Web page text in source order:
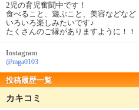
2児の育児奮闘中です！
食べること、遊ぶこと、美容などなど
いろいろ楽しみたいです♪
たくさんのご縁がありますように！！
Instagram
@mga0103
投稿履歴一覧
カキコミ